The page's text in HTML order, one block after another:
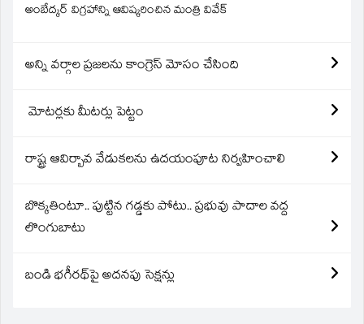
అంబేద్కర్ విగ్రహాన్ని ఆవిష్కరించిన మంత్రి వివేక్
అన్ని వర్గాల ప్రజలను కాంగ్రెస్ మోసం చేసింది
మోటర్లకు మీటర్లు పెట్టం
రాష్ట్ర ఆవిర్బావ వేడుకలను ఉదయంపూట నిర్వహించాలి
బొక్కతింటూ.. పుట్టిన గడ్డకు పోటు.. ప్రభువు పాదాల వద్ద
లొంగుబాటు
బండి భగీరథ్‌పై అదనపు సెక్షన్లు